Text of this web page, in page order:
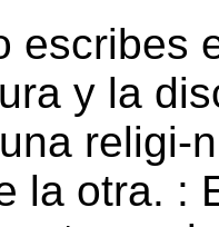
escribes
y la
religi-
la otra. :